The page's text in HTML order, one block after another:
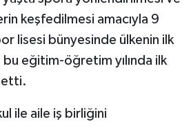
keşfedilmesi amacıyla 9
lisesi bünyesinde ülkenin ilk
eğitim-öğretim yılında ilk
etti.
ile aile iş birliğini